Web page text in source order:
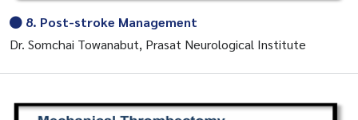
8. Post-stroke Management
Dr. Somchai Towanabut, Prasat Neurological Institute